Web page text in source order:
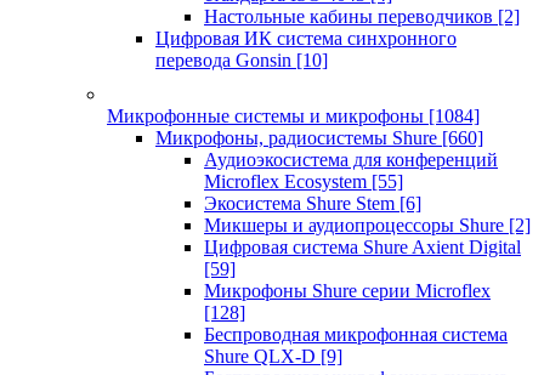
Настольные кабины переводчиков [2]
Цифровая ИК система синхронного
перевода Gonsin [10]
Микрофонные системы и микрофоны [1084]
Микрофоны, радиосистемы Shure [660]
Аудиоэкосистема для конференций
Microflex Ecosystem [55]
Экосистема Shure Stem [6]
Микшеры и аудиопроцессоры Shure [2]
Цифровая система Shure Axient Digital
[59]
Микрофоны Shure серии Microflex
[128]
Беспроводная микрофонная система
Shure QLX-D [9]